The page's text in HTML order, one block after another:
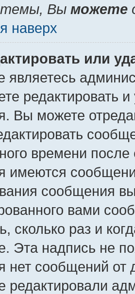
темы, Вы можете
наверх
или
являетесь
редактировать
Вы можете
времени
имеются
сообщения
вами
сколько раз и
Эта надпись не
нет сообщений от
редактировали